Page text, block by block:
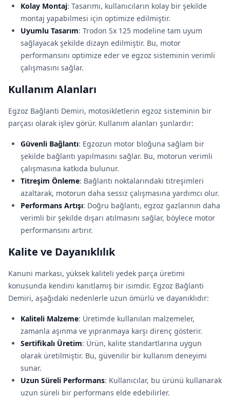
Kolay Montaj: Tasarımı, kullanıcıların kolay bir şekilde
montaj yapabilmesi için optimize edilmiştir.
Uyumlu Tasarım: Trodon Sx 125 modeline tam uyum
sağlayacak şekilde dizayn edilmiştir. Bu, motor
performansını optimize eder ve egzoz sisteminin verimli
çalışmasını sağlar.
Kullanım Alanları
Egzoz Bağlanti Demiri, motosikletlerin egzoz sisteminin bir
parçası olarak işlev görür. Kullanım alanları şunlardır:
Güvenli Bağlantı: Egzozun motor bloğuna sağlam bir
şekilde bağlantı yapılmasını sağlar. Bu, motorun verimli
çalışmasına katkıda bulunur.
Titreşim Önleme: Bağlantı noktalarındaki titreşimleri
azaltarak, motorun daha sessiz çalışmasına yardımcı olur.
Performans Artışı: Doğru bağlantı, egzoz gazlarının daha
verimli bir şekilde dışarı atılmasını sağlar, böylece motor
performansını artırır.
Kalite ve Dayanıklılık
Kanuni markası, yüksek kaliteli yedek parça üretimi
konusunda kendini kanıtlamış bir isimdir. Egzoz Bağlanti
Demiri, aşağıdaki nedenlerle uzun ömürlü ve dayanıklıdır:
Kaliteli Malzeme: Üretimde kullanılan malzemeler,
zamanla aşınma ve yıpranmaya karşı direnç gösterir.
Sertifikalı Üretim: Ürün, kalite standartlarına uygun
olarak üretilmiştir. Bu, güvenilir bir kullanım deneyimi
sunar.
Uzun Süreli Performans: Kullanıcılar, bu ürünü kullanarak
uzun süreli bir performans elde edebilirler.